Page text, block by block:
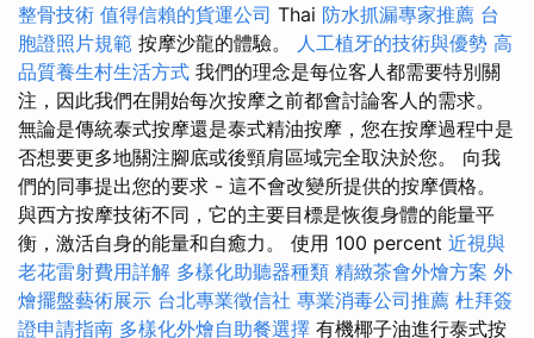
整骨技術 值得信賴的貨運公司 Thai 防水抓漏專家推薦 台
胞證照片規範 按摩沙龍的體驗。 人工植牙的技術與優勢 高
品質養生村生活方式 我們的理念是每位客人都需要特別關
注，因此我們在開始每次按摩之前都會討論客人的需求。
無論是傳統泰式按摩還是泰式精油按摩，您在按摩過程中是
否想要更多地關注腳底或後頸肩區域完全取決於您。 向我
們的同事提出您的要求 - 這不會改變所提供的按摩價格。
與西方按摩技術不同，它的主要目標是恢復身體的能量平
衡，激活自身的能量和自癒力。 使用 100 percent 近視與
老花雷射費用詳解 多樣化助聽器種類 精緻茶會外燴方案 外
燴擺盤藝術展示 台北專業徵信社 專業消毒公司推薦 杜拜簽
證申請指南 多樣化外燴自助餐選擇 有機椰子油進行泰式按